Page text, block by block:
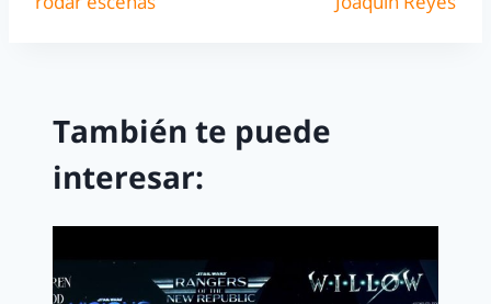
También te puede
interesar: